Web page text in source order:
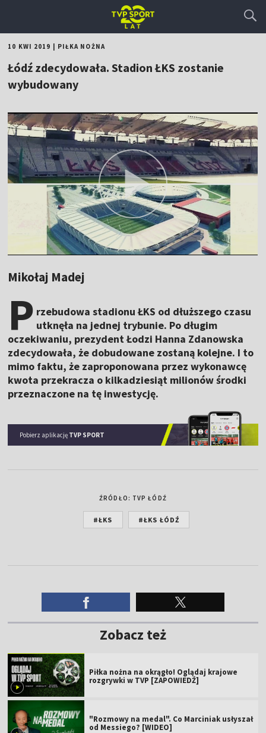
10 KWI 2019 PIŁKA NOŻNA
Łódź zdecydowała. Stadion ŁKS zostanie
wybudowany
Mikołaj Madej
P rzebudowa stadionu ŁKS od dłuższego czasu
utknęła na jednej trybunie. Po długim
oczekiwaniu, prezydent Łodzi Hanna Zdanowska
zdecydowała, że dobudowane zostaną kolejne. I to
mimo faktu, że zaproponowana przez wykonawcę
kwota przekracza o kilkadziesiąt milionów środki
przeznaczone na tę inwestycję.
Pobierz aplikację TVP SPORT
ŹRÓDŁO: TVP ŁÓDŹ
#ŁKS #ŁKS ŁÓDŹ
Zobacz też
Piłka nożna na okrągło! Oglądaj krajowe
rozgrywki w TVP [ZAPOWIEDŹ]
"Rozmowy na medal". Co Marciniak usłyszał
od Messiego? [WIDEO]